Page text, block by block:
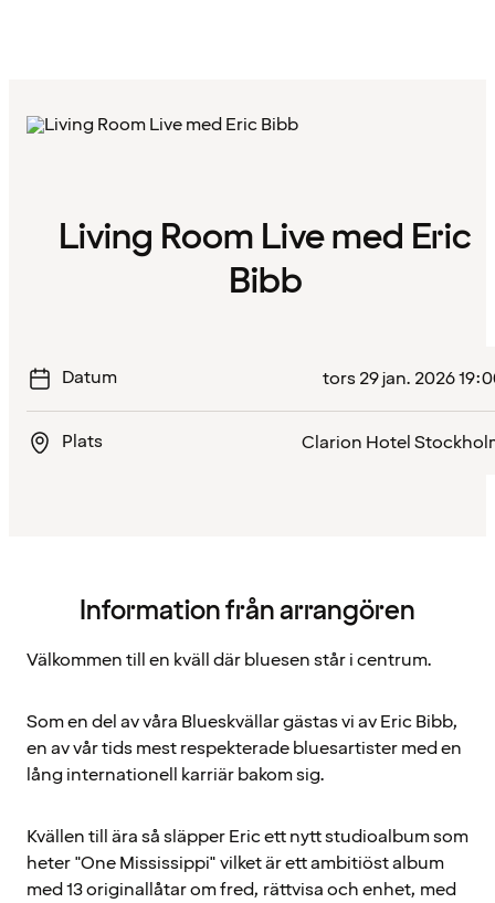
Living Room Live med Eric
Bibb
Datum tors 29 jan. 2026
Plats Clarion Hotel
Information från arrangören
Välkommen till en kväll där bluesen står i centrum.
Som en del av våra Blueskvällar gästas vi av Eric Bibb,
en av vår tids mest respekterade bluesartister med en
lång internationell karriär bakom sig.
Kvällen till ära så släpper Eric ett nytt studioalbum som
heter "One Mississippi" vilket är ett ambitiöst album
med 13 originallåtar om fred, rättvisa och enhet, med